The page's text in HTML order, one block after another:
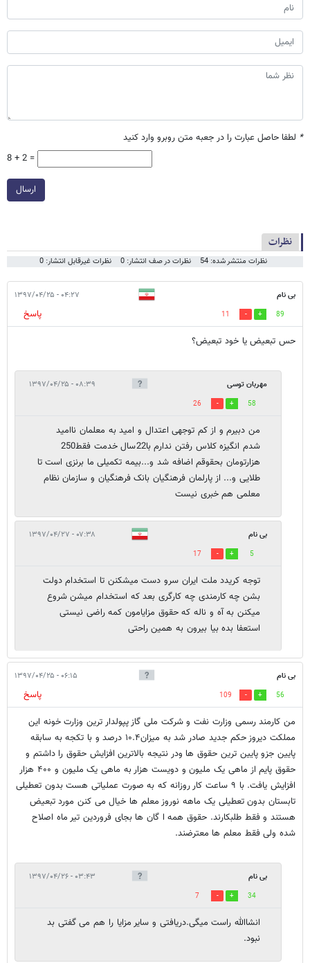
* لطفا حاصل عبارت را در جعبه متن روبرو وارد کنید
8 + 2 =
ارسال
نظرات
نظرات منتشر شده: 54 نظرات در صف انتشار: 0 نظرات غیرقابل انتشار: 0
بی نام ۰۴:۲۷ - ۱۳۹۷/۰۴/۲۵
89
11
پاسخ
حس تبعيض يا خود تبعيض؟
مهربان توسی ۰۸:۳۹ - ۱۳۹۷/۰۴/۲۵
58
26
من دبیرم و از کم توجهی اعتدال و امید به معلمان ناامید
شدم انگیزه کلاس رفتن ندارم با22سال خدمت فقط250
هزارتومان بحقوقم اضافه شد و...بیمه تکمیلی ما برنزی است تا
طلایی و... از پارلمان فرهنگیان بانک فرهنگیان و سازمان نظام
معلمی هم خبری نیست
بی نام ۰۷:۳۸ - ۱۳۹۷/۰۴/۲۷
5
17
توجه کریدد ملت ایران سرو دست میشکنن تا استخدام دولت
بشن چه کارمندی چه کارگری بعد که استخدام میشن شروع
میکنن به آه و ناله که حقوق مزایامون کمه راضی نیستی
استعفا بده بیا بیرون به همین راحتی
بی نام ۰۶:۱۵ - ۱۳۹۷/۰۴/۲۵
56
109
پاسخ
من کارمند رسمی وزارت نفت و شرکت ملی گاز پپولدار ترین وزارت خونه این
مملکت دیروز حکم جدید صادر شد به میزان۱۰.۴ درصد و با تکجه به سابقه
پایین جزو پایین ترین حقوق ها ودر نتیجه بالاترین افزایش حقوق را داشتم و
حقوق پایم از ماهی یک ملیون و دویست هزار به ماهی یک ملیون و ۴۰۰ هزار
افزایش یافت. با ۹ ساعت کار روزانه که به صورت عملیاتی هست بدون تعطیلی
تابستان بدون تعطیلی یک ماهه نوروز معلم ها خیال می کنن مورد تبعیض
هستند و فقط طلبکارند. ‌‌‌‌‌‌‌‌‌حقوق همه ا گان ها بجای فروردین تیر ماه اصلاح
شده ولی فقط معلم ها معترضند.
بی نام ۰۳:۴۳ - ۱۳۹۷/۰۴/۲۶
34
7
انشاالله راست میگی.دریافتی و سایر مزایا را هم می گفتی بد
نبود.